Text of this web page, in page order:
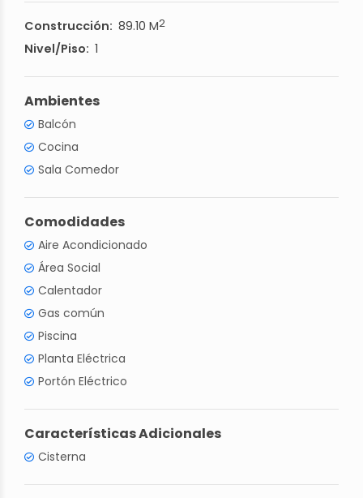
Construcción: 89.10 M2
Nivel/Piso: 1
Ambientes
Balcón
Cocina
Sala Comedor
Comodidades
Aire Acondicionado
Área Social
Calentador
Gas común
Piscina
Planta Eléctrica
Portón Eléctrico
Características Adicionales
Cisterna